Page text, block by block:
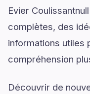
Evier
complètes, des
informations utiles
compréhension
Découvrir de